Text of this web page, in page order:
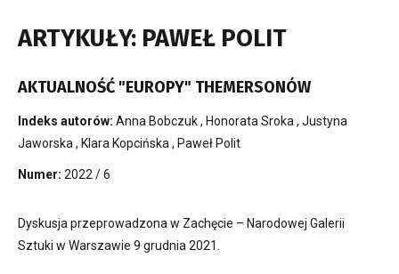
ARTYKUŁY: PAWEŁ POLIT
AKTUALNOŚĆ "EUROPY" THEMERSONÓW
Indeks autorów: Anna Bobczuk, Honorata Sroka , Justyna
Jaworska , Klara Kopcińska , Paweł Polit
Numer: 2022 / 6
Dyskusja przeprowadzona w Zachęcie – Narodowej Galerii
Sztuki w Warszawie 9 grudnia 2021.